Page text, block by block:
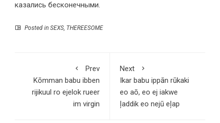
казались бесконечными.
Posted in SEXS, THEREESOME
Prev
Kōmman babu ibben
rijikuul ro ejelok rueer
im virgin
Next
Ikar babu ippān rūkaki
eo aō, eo ej iakwe
ļaddik eo nejū eļap